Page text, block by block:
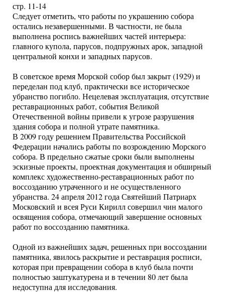
стр. 11-14
Следует отметить, что работы по украшению собора
остались незавершенными. В частности, не была
выполнена роспись важнейших частей интерьера:
главного купола, парусов, подпружных арок, западной
центральной конхи и западных парусов.
В советское время Морской собор был закрыт (1929) и
переделан под клуб, практически все историческое
убранство погибло. Нецелевая эксплуатация, отсутствие
реставрационных работ, события Великой
Отечественной войны привели к угрозе разрушения
здания собора и полной утрате памятника.
В 2009 году решением Правительства Российской
Федерации начались работы по возрождению Морского
собора. В предельно сжатые сроки были выполнены
эскизные проекты, проектная документация и обширный
комплекс художественно-реставрационных работ по
воссозданию утраченного и не осуществленного
убранства. 24 апреля 2012 года Святейший Патриарх
Московский и всея Руси Кирилл совершил чин малого
освящения собора, отмечающий завершение основных
работ по воссозданию памятника.
Одной из важнейших задач, решенных при воссоздании
памятника, явилось раскрытие и реставрация росписи,
которая при превращении собора в клуб была почти
полностью заштукатурена и в течении 80 лет была
недоступна для исследования.